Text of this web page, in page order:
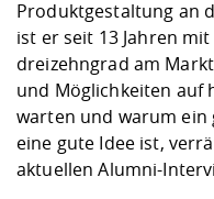
Career Service
Angebote für
Kontakt und Anfahrt
Qualitätssicherung
Produktgestaltung an
ist er seit 13 Jahren
dreizehngrad am
und Möglichkeiten auf
warten und warum
eine gute Idee ist,
aktuellen Alumni-